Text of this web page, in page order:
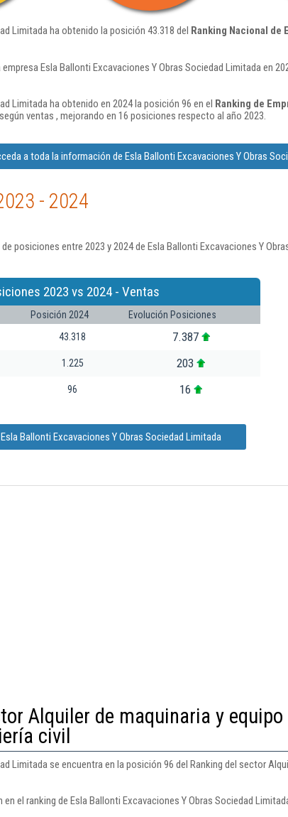
Limitada ha obtenido la posición 43.318 del Ranking Nacional de
Esla Ballonti Excavaciones Y Obras Sociedad Limitada en
Limitada ha obtenido en 2024 la posición 96 en el Ranking de
según ventas , mejorando en 16 posiciones respecto al año 2023.
a toda la información de Esla Ballonti Excavaciones Y Obras
- 2024
posiciones entre 2023 y 2024 de Esla Ballonti Excavaciones Y
2023 vs 2024 - Ventas
Posición 2024
Evolución Posiciones
43.318 7.387
1.225 203
96 16
Ballonti Excavaciones Y Obras Sociedad Limitada
Alquiler de maquinaria y equipo
civil
Limitada se encuentra en la posición 96 del Ranking del sector
el ranking de Esla Ballonti Excavaciones Y Obras Sociedad